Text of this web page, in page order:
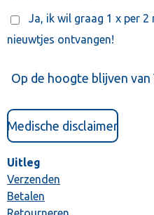
Ja, ik wil graag 1 x per
nieuwtjes ontvangen!
Op de hoogte blijven
Medische disclaimer
Uitleg
Verzenden
Betalen